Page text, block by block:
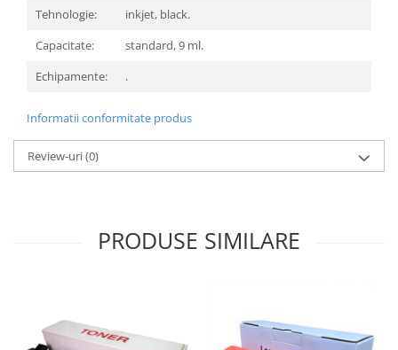
Tehnologie:
inkjet, black.
Capacitate:
standard, 9 ml.
Echipamente:
.
Informatii conformitate produs
Review-uri(0)
PRODUSE SIMILARE